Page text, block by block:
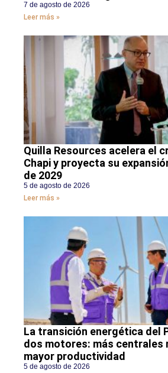
7 de agosto de 2026
Leer más »
Quilla Resources acelera el
Chapi y proyecta su
de 2029
5 de agosto de 2026
Leer más »
La transición energética del
dos motores: más centrales
mayor productividad
5 de agosto de 2026